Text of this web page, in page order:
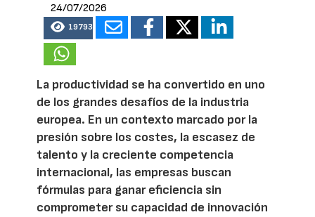
24/07/2026
19793
La productividad se ha convertido en uno
de los grandes desafíos de la industria
europea. En un contexto marcado por la
presión sobre los costes, la escasez de
talento y la creciente competencia
internacional, las empresas buscan
fórmulas para ganar eficiencia sin
comprometer su capacidad de innovación